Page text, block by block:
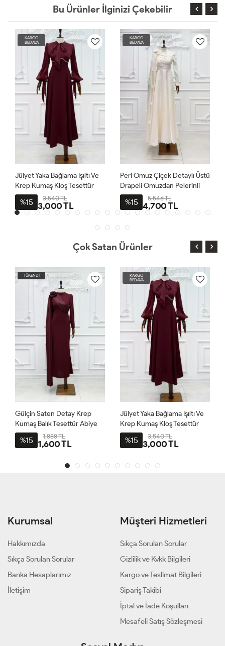
Bu Ürünler İlginizi Çekebilir
KARGO
BEDAVA
Jülyet Yaka Bağlama Işıltı Ve
Krep Kumaş Kloş Tesettür
Abiye Bordo
%15 3,540 TL
3,000 TL
KARGO
BEDAVA
Peri Omuz Çiçek Detaylı Üstü
Drapeli Omuzdan Pelerinli
Organze Kumaş Tesettür
Prenses Abiye Ekru
%15 5,546 TL
4,700 TL
Çok Satan Ürünler
TÜKENDİ
Gülçin Saten Detay Krep
Kumaş Balık Tesettür Abiye
Bordo
%15 1,888 TL
1,600 TL
KARGO
BEDAVA
Jülyet Yaka Bağlama Işıltı Ve
Krep Kumaş Kloş Tesettür
Abiye Bordo
%15 3,540 TL
3,000 TL
Kurumsal
Hakkımızda
Sıkça Sorulan Sorular
Banka Hesaplarımız
İletişim
Müşteri Hizmetleri
Sıkça Sorulan Sorular
Gizlilik ve Kvkk Bilgileri
Kargo ve Teslimat Bilgileri
Sipariş Takibi
İptal ve İade Koşulları
Mesafeli Satış Sözleşmesi